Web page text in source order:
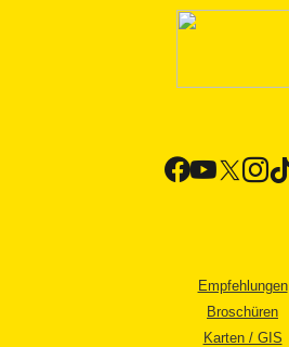
Empfehlungen
Broschüren
Karten / GIS